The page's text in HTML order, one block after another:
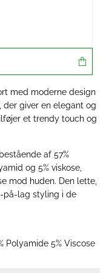
med moderne design
der giver en elegant og
et trendy touch og
af 57%
og 5% viskose,
mod huden. Den lette,
på-lag styling i de
Polyamide 5% Viscose